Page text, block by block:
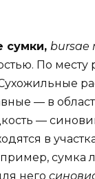
сумки, bursae
По месту
— в
—
в
сумка
него